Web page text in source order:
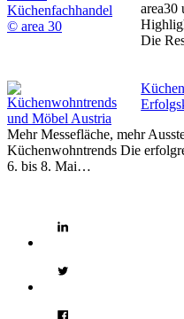
area30
Die
Mehr Messefläche, mehr
Küchenwohntrends Die
6. bis 8. Mai…